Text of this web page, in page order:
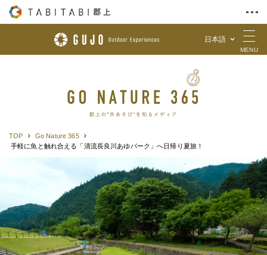
Skip to Content
日本語
MENU
TOP
Go Nature 365
手軽に魚と触れ合える「清流長良川あゆパーク」へ日帰り夏旅！